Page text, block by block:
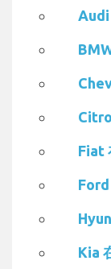
Audi
Fiat
Kia